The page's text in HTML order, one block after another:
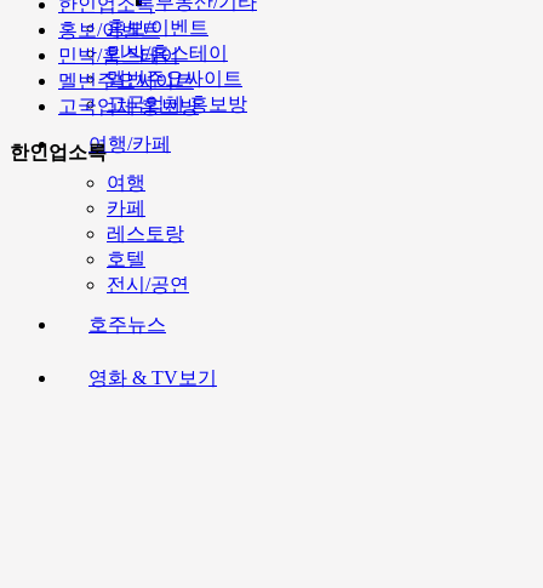
홍보/이벤트
민박/홈스테이
멜번주요싸이트
고국업체 홍보방
여행/카페
여행
카페
레스토랑
호텔
전시/공연
호주뉴스
영화 & TV보기
한인업소록
홍보/이벤트
민박/홈스테이
멜번주요싸이트
고국업체 홍보방
한인업소록